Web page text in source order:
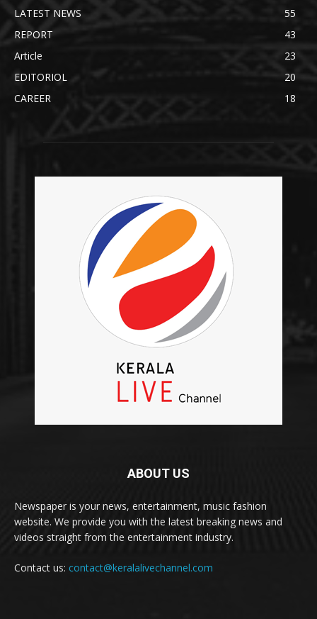
LATEST NEWS
55
REPORT
43
Article
23
EDITORIOL
20
CAREER
18
ABOUT US
Newspaper is your news, entertainment, music fashion
website. We provide you with the latest breaking news and
videos straight from the entertainment industry.
Contact us: contact@keralalivechannel.com